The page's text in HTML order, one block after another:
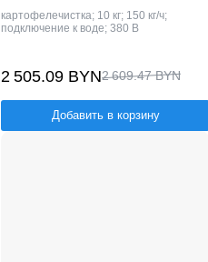
картофелечистка; 10 кг; 150 кг/ч;
подключение к воде; 380 В
2 505.09 BYN2 609.47 BYN
Добавить в корзину